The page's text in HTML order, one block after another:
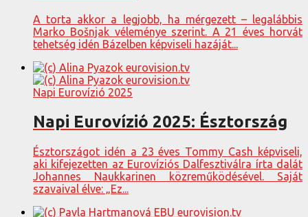
A torta akkor a legjobb, ha mérgezett – legalábbis
Marko Bošnjak véleménye szerint. A 21 éves horvát
tehetség idén Bázelben képviseli hazáját...
Napi Eurovízió 2025
Napi Eurovízió 2025: Észtország
Észtországot idén a 23 éves Tommy Cash képviseli,
aki kifejezetten az Eurovíziós Dalfesztiválra írta dalát
Johannes Naukkarinen közreműködésével. Saját
szavaival élve: „Ez...